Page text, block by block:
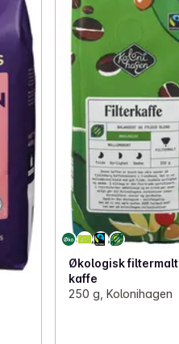
Økologisk filtermalt
kaffe
250 g, Kolonihagen